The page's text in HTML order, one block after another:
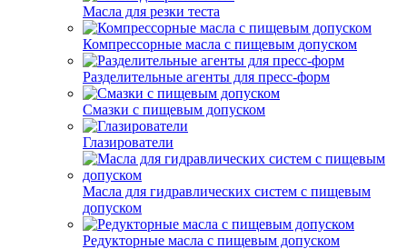
Масла для резки теста
Компрессорные масла с пищевым допуском
Разделительные агенты для пресс-форм
Смазки с пищевым допуском
Глазирователи
Масла для гидравлических систем с пищевым
допуском
Редукторные масла с пищевым допуском